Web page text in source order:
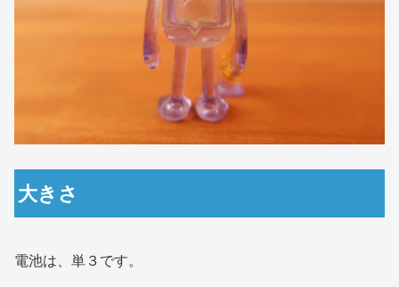
大きさ
電池は、単３です。